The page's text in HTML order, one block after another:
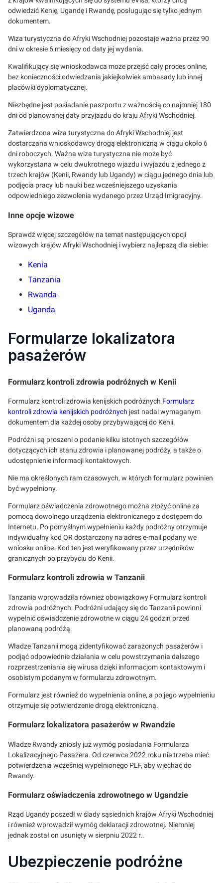
odwiedzić Kenię, Ugandę i Rwandę, posługując się tylko jednym
dokumentem.
Wiza turystyczna do Afryki Wschodniej pozostaje ważna przez 90
dni w okresie 6 miesięcy od daty jej wydania.
Kwalifikujący się wnioskodawca może przejść cały proces online,
bez konieczności odwiedzania jakiejkolwiek ambasady lub innej
placówki dyplomatycznej.
Niezbędne jest posiadanie paszportu z ważnością co najmniej 180
dni od planowanej daty przyjazdu do kraju Afryki Wschodniej.
Zatwierdzona wiza turystyczna do Afryki Wschodniej jest
dostarczana wnioskodawcy drogą elektroniczną w ciągu około 6
dni roboczych. Ważna wiza turystyczna nie może być
wykorzystana w celu dwukrotnego wjazdu i wyjazdu z jednego z
trzech krajów (Kenii, Rwandy lub Ugandy) w ciągu jednego dnia lub
podjęcia pracy lub nauki bez wcześniejszego uzyskania
odpowiedniego zezwolenia wydanego przez Urząd Imigracyjny.
Inne opcje wizowe
Sprawdź więcej szczegółów na temat następujących opcji
wizowych krajów Afryki Wschodniej i wybierz najlepszą dla siebie:
Kenia
Tanzania
Rwanda
Uganda
Formularze lokalizatora
pasażerów
Formularz kontroli zdrowia podróżnych w Kenii
Formularz kontroli zdrowia kenijskich podróżnych Formularz
kontroli zdrowia kenijskich podróżnych jest nadal wymaganym
dokumentem dla każdej osoby przybywającej do Kenii.
Podróżni są proszeni o podanie kilku istotnych szczegółów
dotyczących ich stanu zdrowia i planowanej podróży, a także o
udostępnienie informacji kontaktowych.
Nie ma określonych ram czasowych, w których formularz powinien
być wypełniony.
Formularz oświadczenia zdrowotnego można złożyć online za
pomocą dowolnego urządzenia elektronicznego z dostępem do
Internetu. Po pomyślnym wypełnieniu każdy podróżny otrzymuje
indywidualny kod QR dostarczony na adres e-mail podany we
wniosku online. Kod ten jest weryfikowany przez urzędników
granicznych po przybyciu do Kenii.
Formularz kontroli zdrowia w Tanzanii
Tanzania wprowadziła również obowiązkowy Formularz kontroli
zdrowia podróżnych. Podróżni udający się do Tanzanii powinni
wypełnić oświadczenie zdrowotne w ciągu 24 godzin przed
planowaną podróżą.
Władze Tanzanii mogą zidentyfikować zarażonych pasażerów i
podjąć odpowiednie działania w celu powstrzymania dalszego
rozprzestrzeniania się wirusa dzięki informacjom kontaktowym i
osobistym podanym w formularzu zdrowotnym.
Formularz jest również do wypełnienia online, a po jego wypełnieniu
otrzymuje się potwierdzenie drogą elektroniczną.
Formularz lokalizatora pasażerów w Rwandzie
Władze Rwandy zniosły już wymóg posiadania Formularza
Lokalizacyjnego Pasażera. Od czerwca 2022 roku nie trzeba mieć
potwierdzenia wcześniej wypełnionego PLF, aby wjechać do
Rwandy.
Formularz oświadczenia zdrowotnego w Ugandzie
Rząd Ugandy poszedł w ślady sąsiednich krajów Afryki Wschodniej
i również wprowadził wymóg deklaracji zdrowotnej. Niemniej
jednak został on usunięty w sierpniu 2022 r..
Ubezpieczenie podróżne